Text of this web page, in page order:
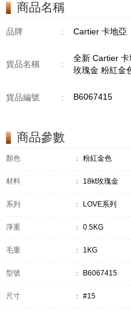
商品名稱
品牌 : Cartier 卡地亞
貨品名稱 :
全新 Cartier
玫瑰金 粉紅金
貨品編號 : B6067415
商品參數
顏色 ： 粉紅金色
材料 ： 18kt玫瑰金
系列 ： LOVE系列
淨重 ： 0.5KG
毛重 ： 1KG
型號 ： B6067415
尺寸 ： #15